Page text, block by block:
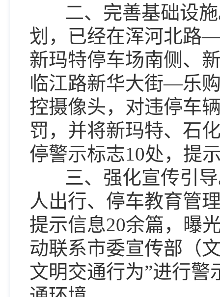
二、完善基础设
划，已经在浑河北路—
新玛特停车场南侧、
临江路新华大街—乐
控摄像头，对违停车
罚，并将新玛特、石
停警示标志10处，提
三、强化宣传引
人出行、停车教育管
提示信息20余篇，曝
动联系市委宣传部（
文明交通行为”进行